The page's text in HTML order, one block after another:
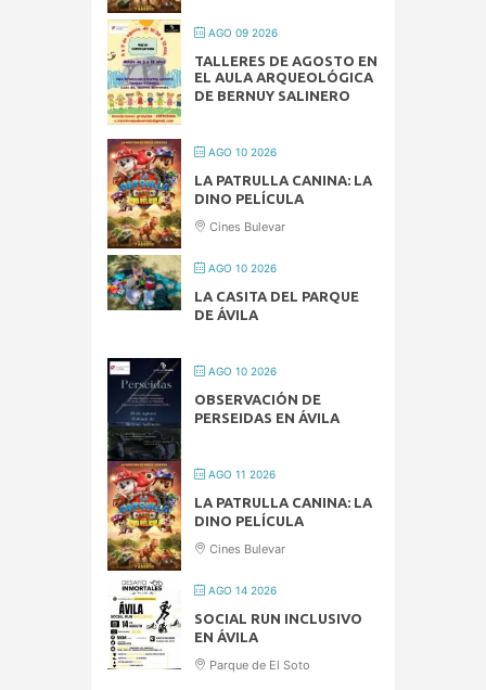
AGO 09 2026
TALLERES DE AGOSTO EN
EL AULA ARQUEOLÓGICA
DE BERNUY SALINERO
AGO 10 2026
LA PATRULLA CANINA: LA
DINO PELÍCULA
Cines Bulevar
AGO 10 2026
LA CASITA DEL PARQUE
DE ÁVILA
AGO 10 2026
OBSERVACIÓN DE
PERSEIDAS EN ÁVILA
AGO 11 2026
LA PATRULLA CANINA: LA
DINO PELÍCULA
Cines Bulevar
AGO 14 2026
SOCIAL RUN INCLUSIVO
EN ÁVILA
Parque de El Soto